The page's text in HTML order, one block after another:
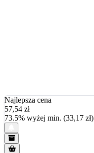
Najlepsza cena
57,54 zł
73.5% wyżej min. (33,17 zł)